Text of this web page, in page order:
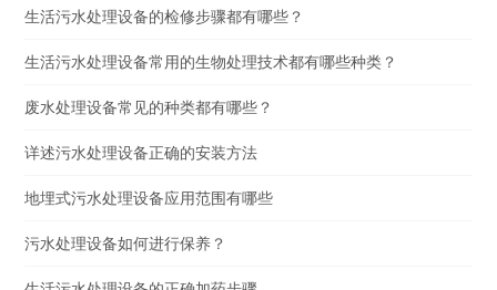
生活污水处理设备的检修步骤都有哪些？
生活污水处理设备常用的生物处理技术都有哪些种类？
废水处理设备常见的种类都有哪些？
详述污水处理设备正确的安装方法
地埋式污水处理设备应用范围有哪些
污水处理设备如何进行保养？